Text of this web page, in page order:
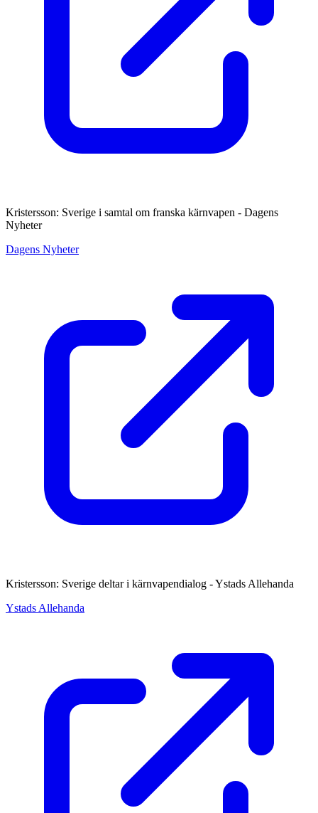
Kristersson: Sverige i samtal om franska kärnvapen - Dagens
Nyheter
Dagens Nyheter
Kristersson: Sverige deltar i kärnvapendialog - Ystads Allehanda
Ystads Allehanda